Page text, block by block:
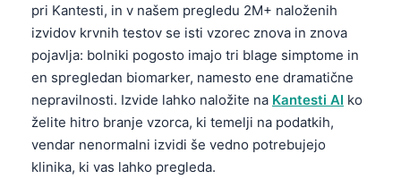
pri Kantesti, in v našem pregledu 2M+ naloženih
izvidov krvnih testov se isti vzorec znova in znova
pojavlja: bolniki pogosto imajo tri blage simptome in
en spregledan biomarker, namesto ene dramatične
nepravilnosti. Izvide lahko naložite na Kantesti AI ko
želite hitro branje vzorca, ki temelji na podatkih,
vendar nenormalni izvidi še vedno potrebujejo
klinika, ki vas lahko pregleda.